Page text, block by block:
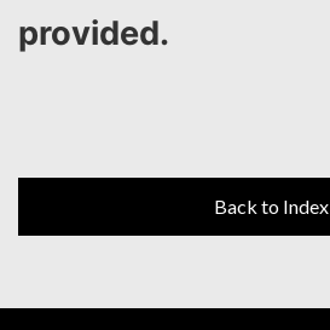
provided.
Back to Index